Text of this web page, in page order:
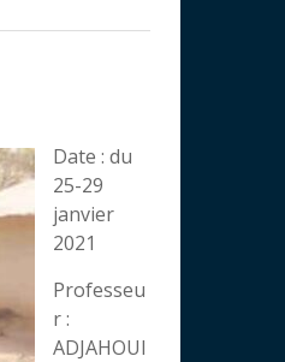
Date : du
25-29
janvier
2021
Professeu
r :
ADJAHOUI